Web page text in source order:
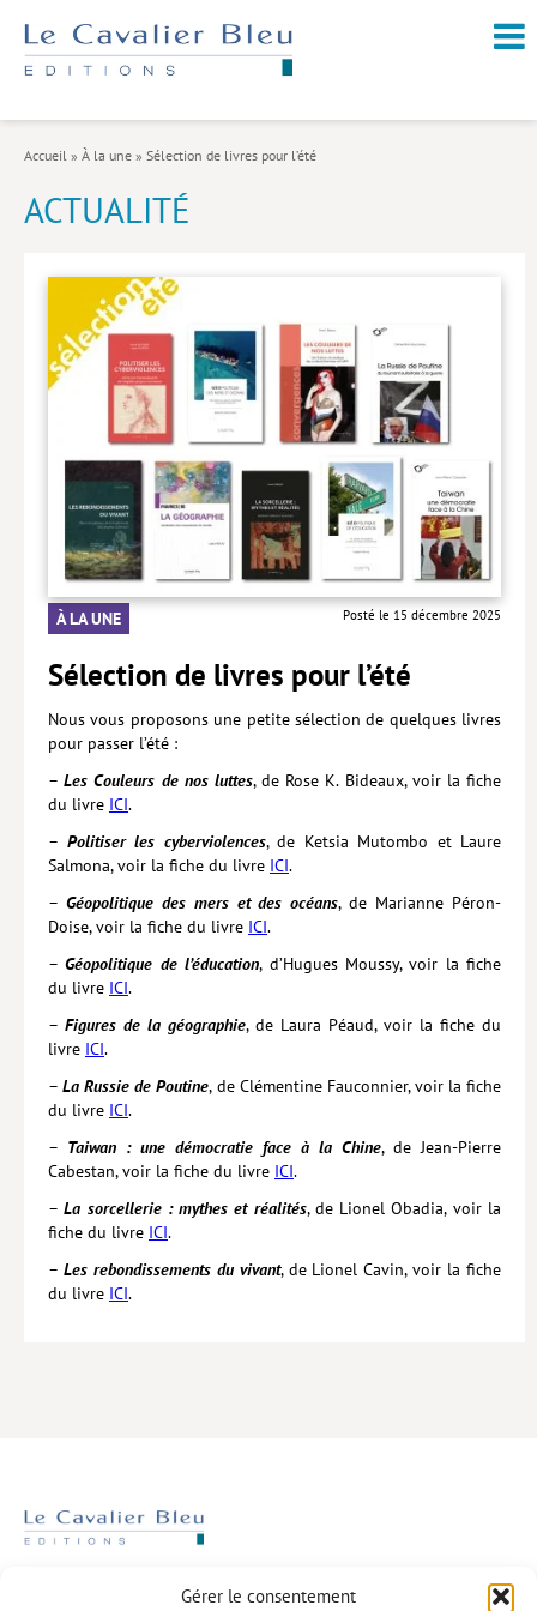
Gérer le consentement
Histoire
Nature et environnement
Religions
Santé et médecine
Sciences
Livres poche
Index général des titres
>> Livres numériques <<
COLLECTIONS
eDDen
Figure[s] de…
Géopolitique de…
Idées Reçues
MiMed
Mobilisations
CORPORATE
Livres blancs
Accueil » À la une » Sélection de livres pour l’été
ACTUALITÉ
À LA UNE Posté le 15 décembre 2025
Sélection de livres pour l’été
Nous vous proposons une petite sélection de quelques livres
pour passer l’été :
–Les Couleurs de nos luttes, de Rose K. Bideaux, voir la fiche
du livre ICI.
– Politiser les cyberviolences, de Ketsia Mutombo et Laure
Salmona, voir la fiche du livre ICI.
– Géopolitique des mers et des océans, de Marianne Péron-
Doise, voir la fiche du livre ICI.
–Géopolitique de l’éducation, d’Hugues Moussy, voir la fiche
du livre ICI.
– Figures de la géographie, de Laura Péaud, voir la fiche du
livre ICI.
–La Russie de Poutine, de Clémentine Fauconnier, voir la fiche
du livre ICI.
– Taiwan : une démocratie face à la Chine, de Jean-Pierre
Cabestan, voir la fiche du livre ICI.
–La sorcellerie : mythes et réalités, de Lionel Obadia, voir la
fiche du livre ICI.
– Les rebondissements du vivant, de Lionel Cavin, voir la fiche
du livre ICI.